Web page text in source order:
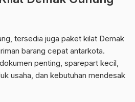
tersedia juga paket kilat Demak
barang cepat antarkota.
penting, sparepart kecil,
usaha, dan kebutuhan mendesak